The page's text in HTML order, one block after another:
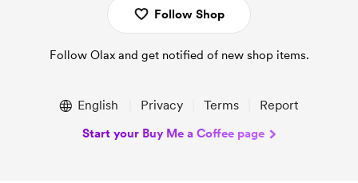
Follow Shop
Follow Olax and get notified of new shop items.
English Privacy Terms Report
Start your Buy Me a Coffee page